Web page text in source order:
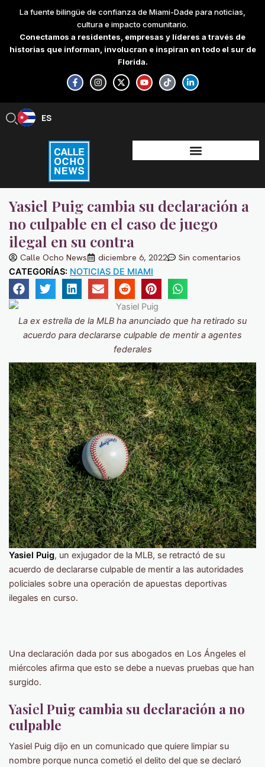
content
La fuente bilingüe de confianza de Miami-Dade para noticias,
cultura e impacto comunitario.
Conectamos a residentes, empresas y líderes a través de
historias que informan, involucran e inspiran en todo el sur de
Florida.
F
a
c
e
-
f
I
n
s
t
X
-
t
w
Y
o
u
t
T
i
k
t
L
i
n
k
-
i
n
ES
EN
Yasiel Puig cambia su declaración a
no culpable en el caso de juego
ilegal en su contra
Calle Ocho News diciembre 6, 2022 Sin comentarios
CATEGORÍAS: NOTICIAS DE MIAMI
La ex estrella de la MLB ha anunciado que ha retirado su
acuerdo para declararse culpable de mentir a agentes
federales
Yasiel Puig, un exjugador de la MLB, se retractó de su
acuerdo de declararse culpable de mentir a las autoridades
policiales sobre una operación de apuestas deportivas
ilegales en curso.
Una declaración dada por sus abogados en Los Ángeles el
miércoles afirma que esto se debe a nuevas pruebas que han
surgido.
YasielPuig cambia su declaración a no
culpable
Yasiel Puig dijo en un comunicado que quiere limpiar su
nombre porque nunca cometió el delito del que se declaró